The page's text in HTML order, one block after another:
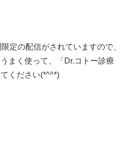
定の配信がされていますので、
まく使って、「Dr.コトー診療
ください(*^^*)